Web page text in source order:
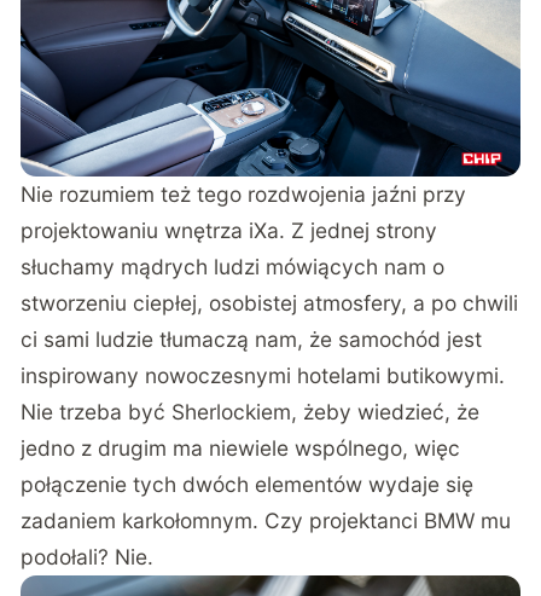
Nie rozumiem też tego rozdwojenia jaźni przy
projektowaniu wnętrza iXa. Z jednej strony
słuchamy mądrych ludzi mówiących nam o
stworzeniu ciepłej, osobistej atmosfery, a po chwili
ci sami ludzie tłumaczą nam, że samochód jest
inspirowany nowoczesnymi hotelami butikowymi.
Nie trzeba być Sherlockiem, żeby wiedzieć, że
jedno z drugim ma niewiele wspólnego, więc
połączenie tych dwóch elementów wydaje się
zadaniem karkołomnym. Czy projektanci BMW mu
podołali? Nie.